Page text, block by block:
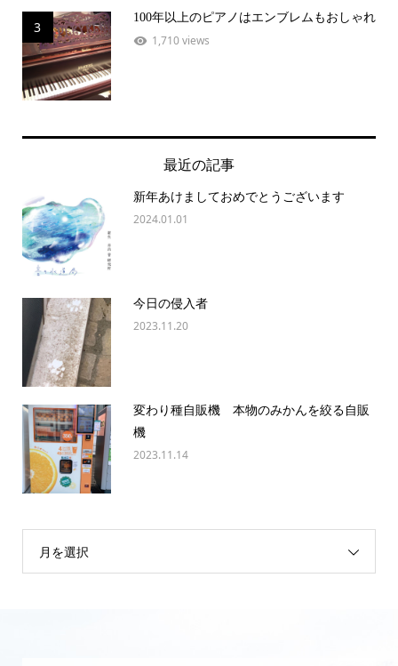
3
100年以上のピアノはエンブレムもおしゃれ
1,710 views
最近の記事
新年あけましておめでとうございます
2024.01.01
今日の侵入者
2023.11.20
変わり種自販機 本物のみかんを絞る自販
機
2023.11.14
月を選択